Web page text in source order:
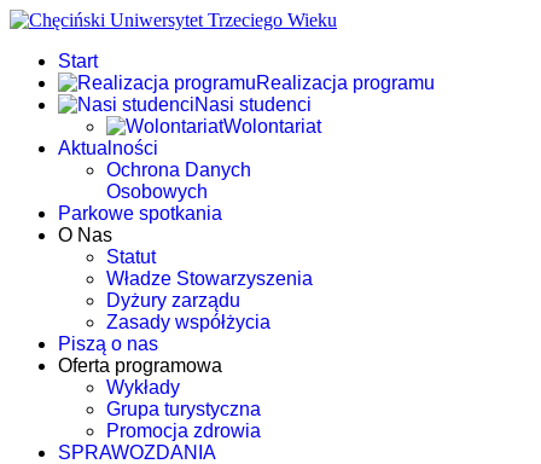
Start
Realizacja programu
Nasi studenci
Wolontariat
Aktualności
Ochrona Danych
Osobowych
Parkowe spotkania
O Nas
Statut
Władze Stowarzyszenia
Dyżury zarządu
Zasady współżycia
Piszą o nas
Oferta programowa
Wykłady
Grupa turystyczna
Promocja zdrowia
SPRAWOZDANIA